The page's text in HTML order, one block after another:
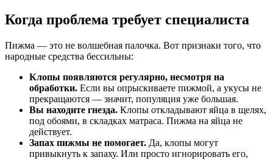
Когда проблема требует специалиста
Пижма — это не волшебная палочка. Вот признаки того, что
народные средства бессильны:
Клопы появляются регулярно, несмотря на
обработки. Если вы опрыскиваете пижмой, а укусы не
прекращаются — значит, популяция уже большая.
Вы находите гнезда. Клопы откладывают яйца в щелях,
под обоями, в складках матраса. Пижма на яйца не
действует.
Запах пижмы не помогает. Да, клопы могут
привыкнуть к запаху. Или просто игнорировать его,